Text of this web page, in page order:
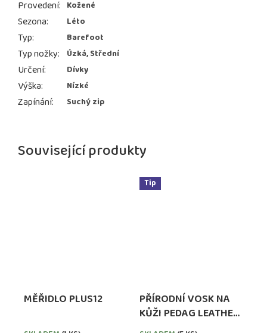
Související produkty
MĚŘIDLO PLUS12
Tip
PŘÍRODNÍ VOSK NA
KŮŽI PEDAG LEATHER
WAX SE VČELÍM
Provedení: Kožené
Sezona: Léto
Typ: Barefoot
Typ nožky: Úzká, Střední
Určení: Dívky
Výška: Nízké
Zapínání: Suchý zip